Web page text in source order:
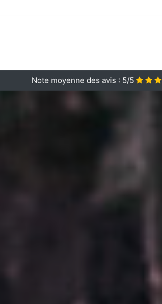
Note moyenne des avis : 5/5